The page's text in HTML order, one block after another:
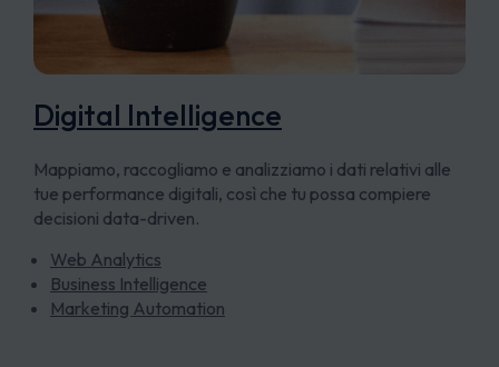
Digital Intelligence
Mappiamo, raccogliamo e analizziamo i dati relativi alle
tue performance digitali, così che tu possa compiere
decisioni data-driven.
Web Analytics
Business Intelligence
Marketing Automation